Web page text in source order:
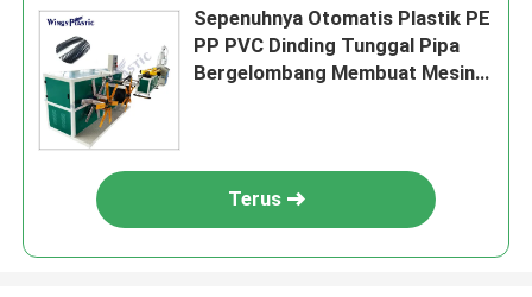
Sepenuhnya Otomatis Plastik PE
PP PVC Dinding Tunggal Pipa
Bergelombang Membuat Mesin
Terus